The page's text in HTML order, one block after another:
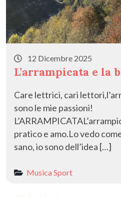
12 Dicembre 2025
L’arrampicata e la
Care lettrici, cari
sono le mie passioni!
pratico e amo.Lo vedo
sano, io sono dell’idea […]
Musica Sport